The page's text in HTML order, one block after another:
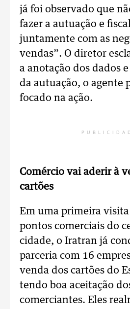
já foi observado que
fazer a autuação e
juntamente com as
vendas”. O diretor
a anotação dos dados
da autuação, o agente
focado na ação.
Comércio vai aderir à
cartões
Em uma primeira visita
pontos comerciais do
cidade, o Iratran já
parceria com 16
venda dos cartões do
tendo boa aceitação
comerciantes. Eles